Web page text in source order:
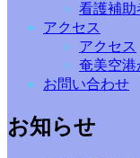
看護補助
アクセス
アクセス
奄美空港
お問い合わせ
お知らせ